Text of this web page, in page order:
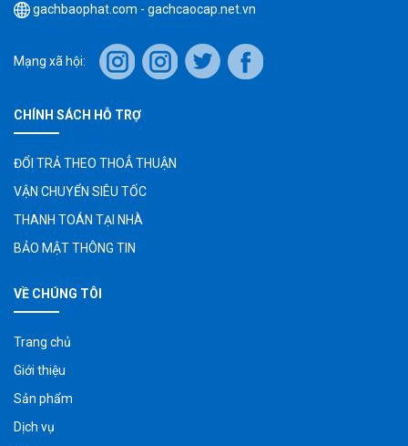
gachbaophat.com - gachcaocap.net.vn
Mạng xã hội:
CHÍNH SÁCH HỖ TRỢ
ĐỔI TRẢ THEO THOẲ THUẬN
VẬN CHUYỂN SIÊU TỐC
THANH TOÁN TẠI NHÀ
BẢO MẬT THÔNG TIN
VỀ CHÚNG TÔI
Trang chủ
Giới thiệu
Sản phẩm
Dịch vụ